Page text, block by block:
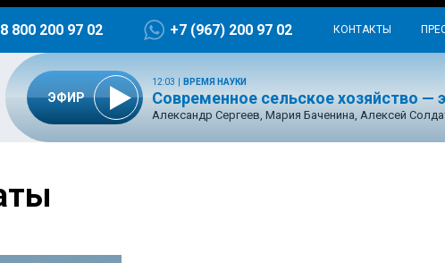
8 800 200 97 02 +7 (967) 200 97 02 КОНТАКТЫ
ЭФИР
12:03 ВРЕМЯ НАУКИ
Современное сельское хозяйство —
Александр Сергеев, Мария Баченина, Алексей